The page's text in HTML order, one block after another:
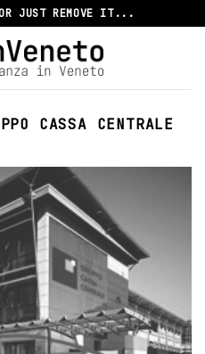
JUST REMOVE IT...
CASSA CENTRALE